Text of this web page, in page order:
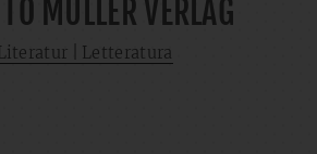
MÜLLER VERLAG
| Letteratura